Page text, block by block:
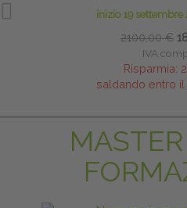
inizio 19 settembre
2100,00 €
IVA
Risparmia:
saldando entro